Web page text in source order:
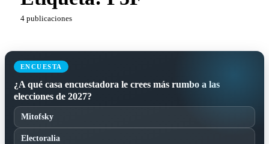
4 publicaciones
ENCUESTA
¿A qué casa encuestadora le crees más rumbo a las
elecciones de 2027?
Mitofsky
Electoralia